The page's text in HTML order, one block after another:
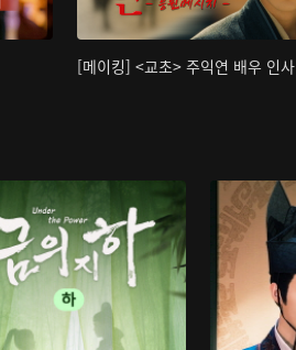
[메이킹] <교초> 주익연 배우 인사